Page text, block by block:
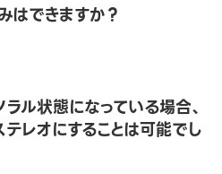
はできますか？
ル状態になっている場合、
レオにすることは可能でし